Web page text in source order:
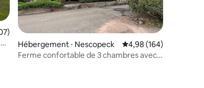
moyenne sur la base de 507 commentaires : 4,97 sur 5
Hébergement ⋅ Nescopeck Évaluation moyenne
4,98 (164)
Ferme confortable de 3 chambres avec